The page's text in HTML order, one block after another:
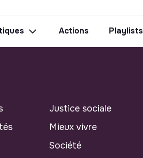
Actions Playlists
Justice sociale
Mieux vivre
Société